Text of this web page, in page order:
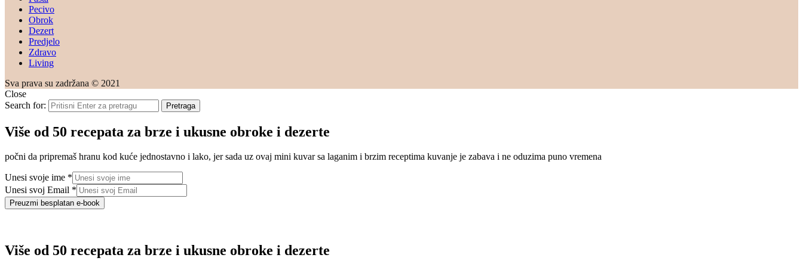
Pecivo
Obrok
Dezert
Predjelo
Zdravo
Living
Sva prava su zadržana © 2021
Close
Search for:
Pretraga
Više od 50 recepata za brze i ukusne obroke i dezerte
počni da pripremaš hranu kod kuće jednostavno i lako, jer sada uz ovaj mini kuvar sa laganim i brzim receptima kuvanje je zabava i ne oduzima puno vremena
Unesi svoje ime *
Unesi svoj Email *
Preuzmi besplatan e-book
Više od 50 recepata za brze i ukusne obroke i dezerte